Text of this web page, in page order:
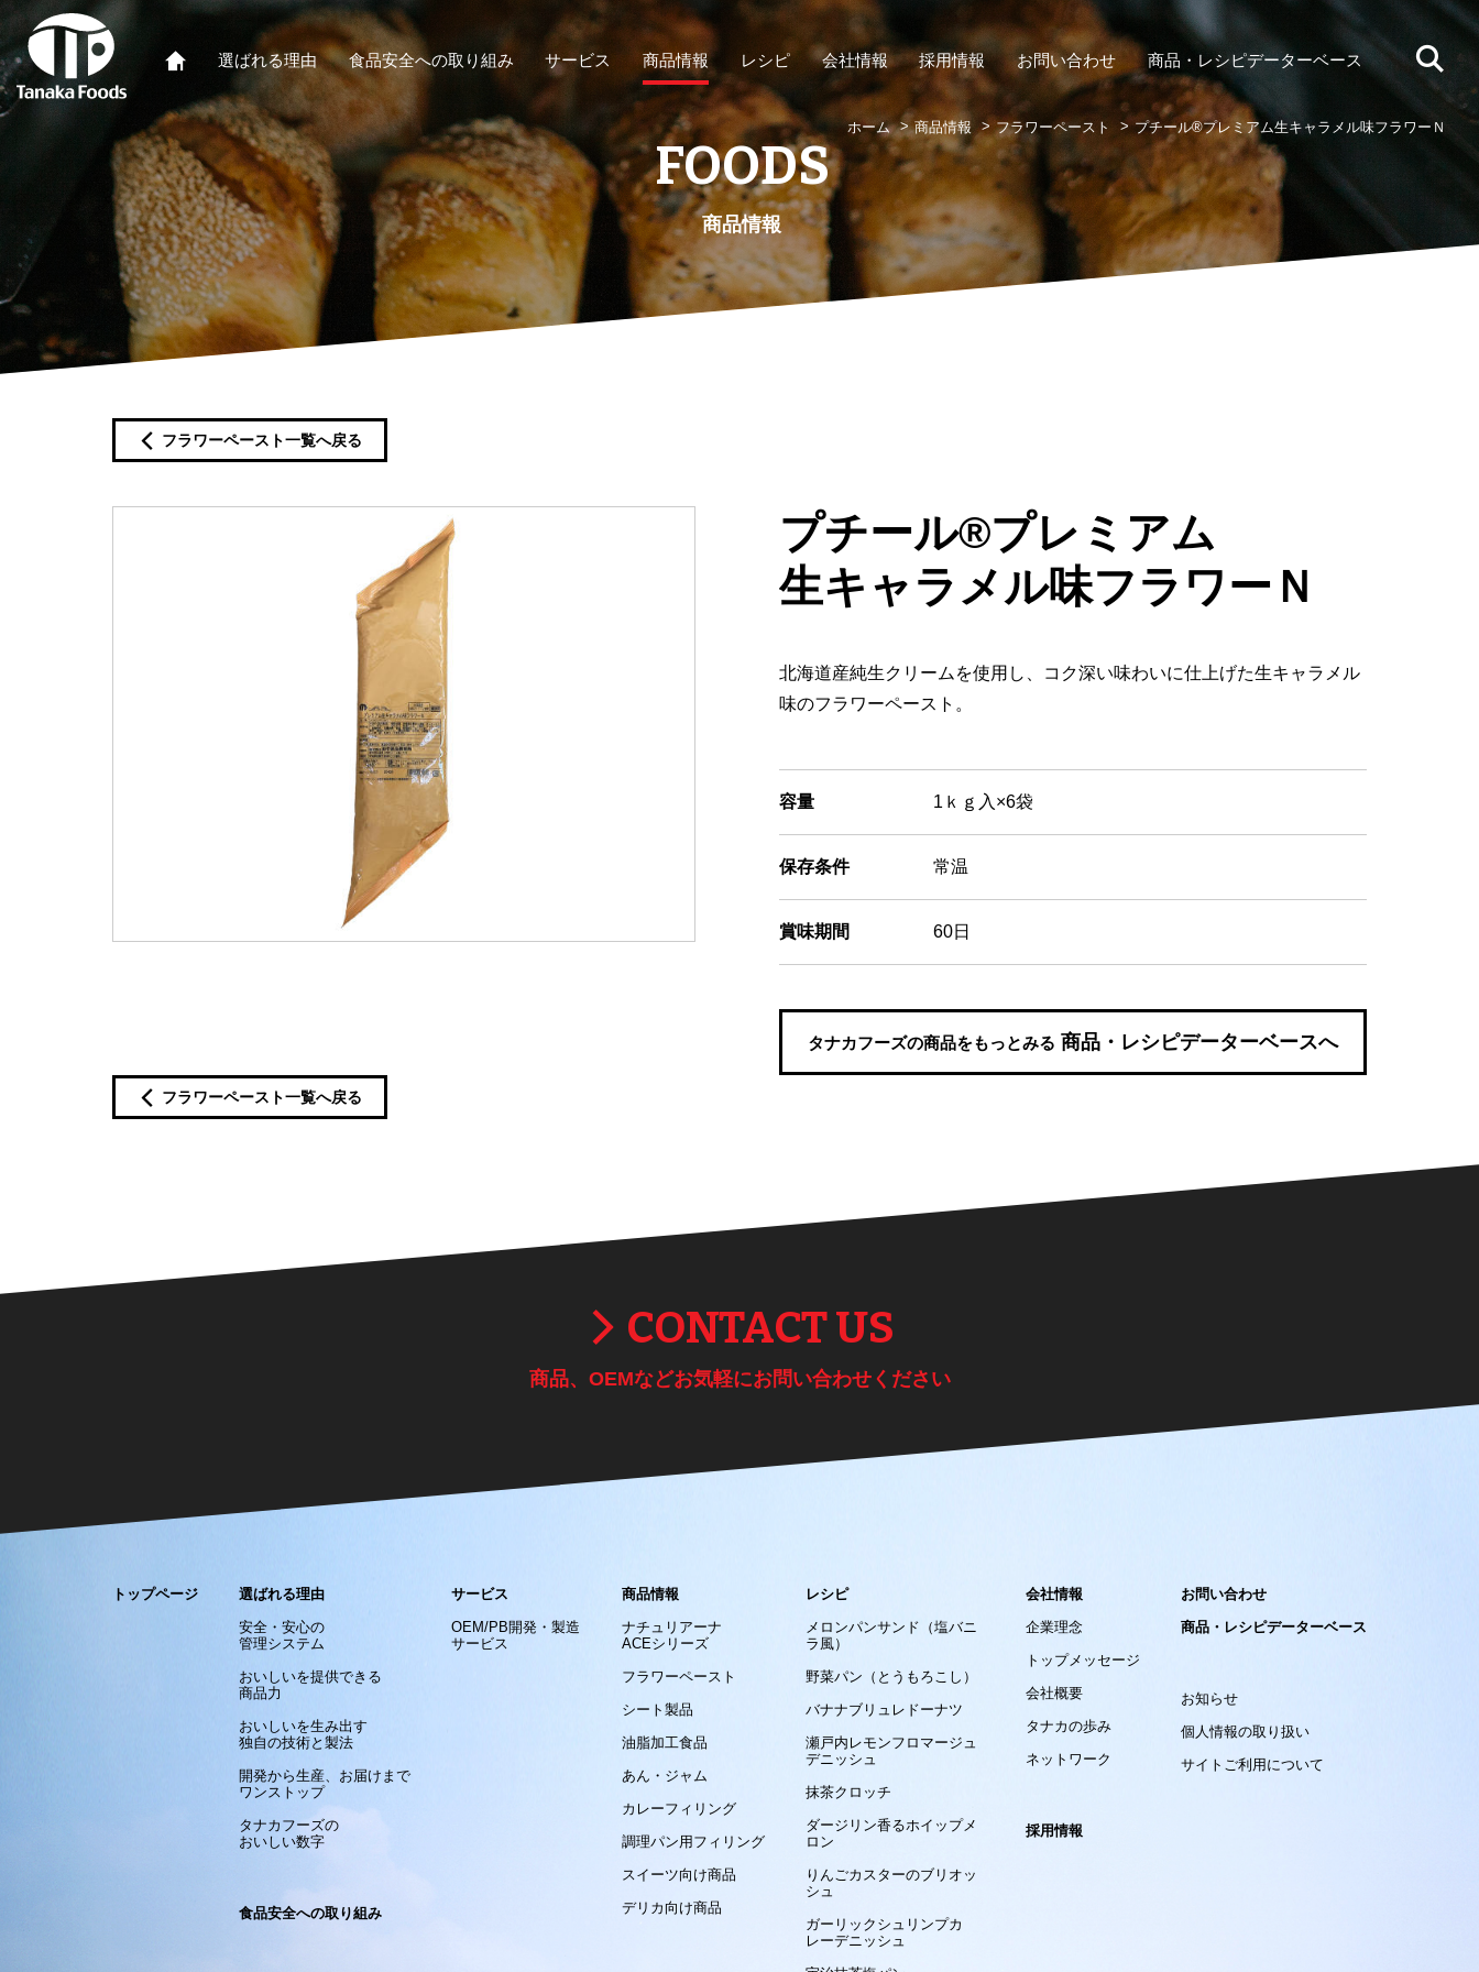
選ばれる理由 食品安全への取り組み サービス 商品情報 レシピ 会社情報 採用情報 お問い合わせ 商品・レシピデーターベース
ホーム 商品情報 フラワーペースト プチール®プレミアム生キャラメル味フラワーＮ
FOODS
商品情報
フラワーペースト一覧へ戻る
プチール®プレミアム
生キャラメル味フラワーＮ
北海道産純生クリームを使用し、コク深い味わいに仕上げた生キャラメル
味のフラワーペースト。
容量 1ｋｇ入×6袋
保存条件 常温
賞味期間 60日
タナカフーズの商品をもっとみる 商品・レシピデーターベースへ
フラワーペースト一覧へ戻る
CONTACT US
商品、OEMなどお気軽にお問い合わせください
トップページ
選ばれる理由
安全・安心の
管理システム
おいしいを提供できる
商品力
おいしいを生み出す
独自の技術と製法
開発から生産、お届けまで
ワンストップ
タナカフーズの
おいしい数字
食品安全への取り組み
サービス
OEM/PB開発・製造
サービス
商品情報
ナチュリアーナ
ACEシリーズ
フラワーペースト
シート製品
油脂加工食品
あん・ジャム
カレーフィリング
調理パン用フィリング
スイーツ向け商品
デリカ向け商品
レシピ
メロンパンサンド（塩バニ
ラ風）
野菜パン（とうもろこし）
バナナブリュレドーナツ
瀬戸内レモンフロマージュ
デニッシュ
抹茶クロッチ
ダージリン香るホイップメ
ロン
りんごカスターのブリオッ
シュ
ガーリックシュリンプカ
レーデニッシュ
会社情報
企業理念
トップメッセージ
会社概要
タナカの歩み
ネットワーク
採用情報
お問い合わせ
商品・レシピデーターベース
お知らせ
個人情報の取り扱い
サイトご利用について